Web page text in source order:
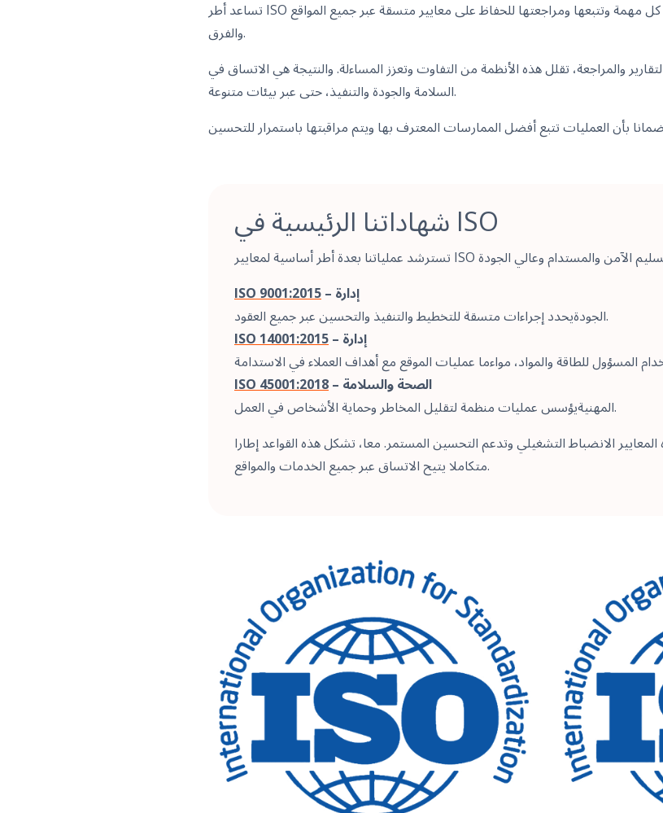
تساعد أطر ISO في إدارة هذا التعقيد. يوضحون كيفية توثيق كل مهمة وتتبعها ومراجعتها للحفاظ على معايير متسقة عبر جميع المواقع
والفرق.
والمراجعة، تقلل هذه الأنظمة من التفاوت وتعزز المساءلة. والنتيجة هي الاتساق في
السلامة والجودة والتنفيذ، حتى عبر بيئات متنوعة.
شهاداتنا الرئيسية في ISO
ISO 9001:2015
– إدارة
الجودةيحدد إجراءات متسقة للتخطيط والتنفيذ والتحسين عبر جميع العقود.
ISO 14001:2015
– إدارة
ISO 45001:2018
– الصحة والسلامة
المهنيةيؤسس عمليات منظمة لتقليل المخاطر وحماية الأشخاص في العمل.
الانضباط التشغيلي وتدعم التحسين المستمر. معا، تشكل هذه القواعد إطارا
متكاملا يتيح الاتساق عبر جميع الخدمات والمواقع.